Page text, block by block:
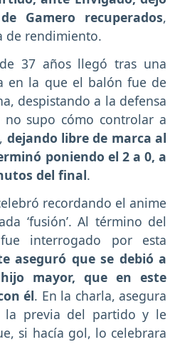
Gamero recuperados,
de rendimiento.
37 años llegó tras una
en la que el balón fue de
despistando a la defensa
supo cómo controlar a
dejando libre de marca al
poniendo el 2 a 0, a
del final.
recordando el anime
‘fusión’. Al término del
interrogado por esta
aseguró que se debió a
mayor, que en este
él. En la charla, asegura
previa del partido y le
si hacía gol, lo celebrara